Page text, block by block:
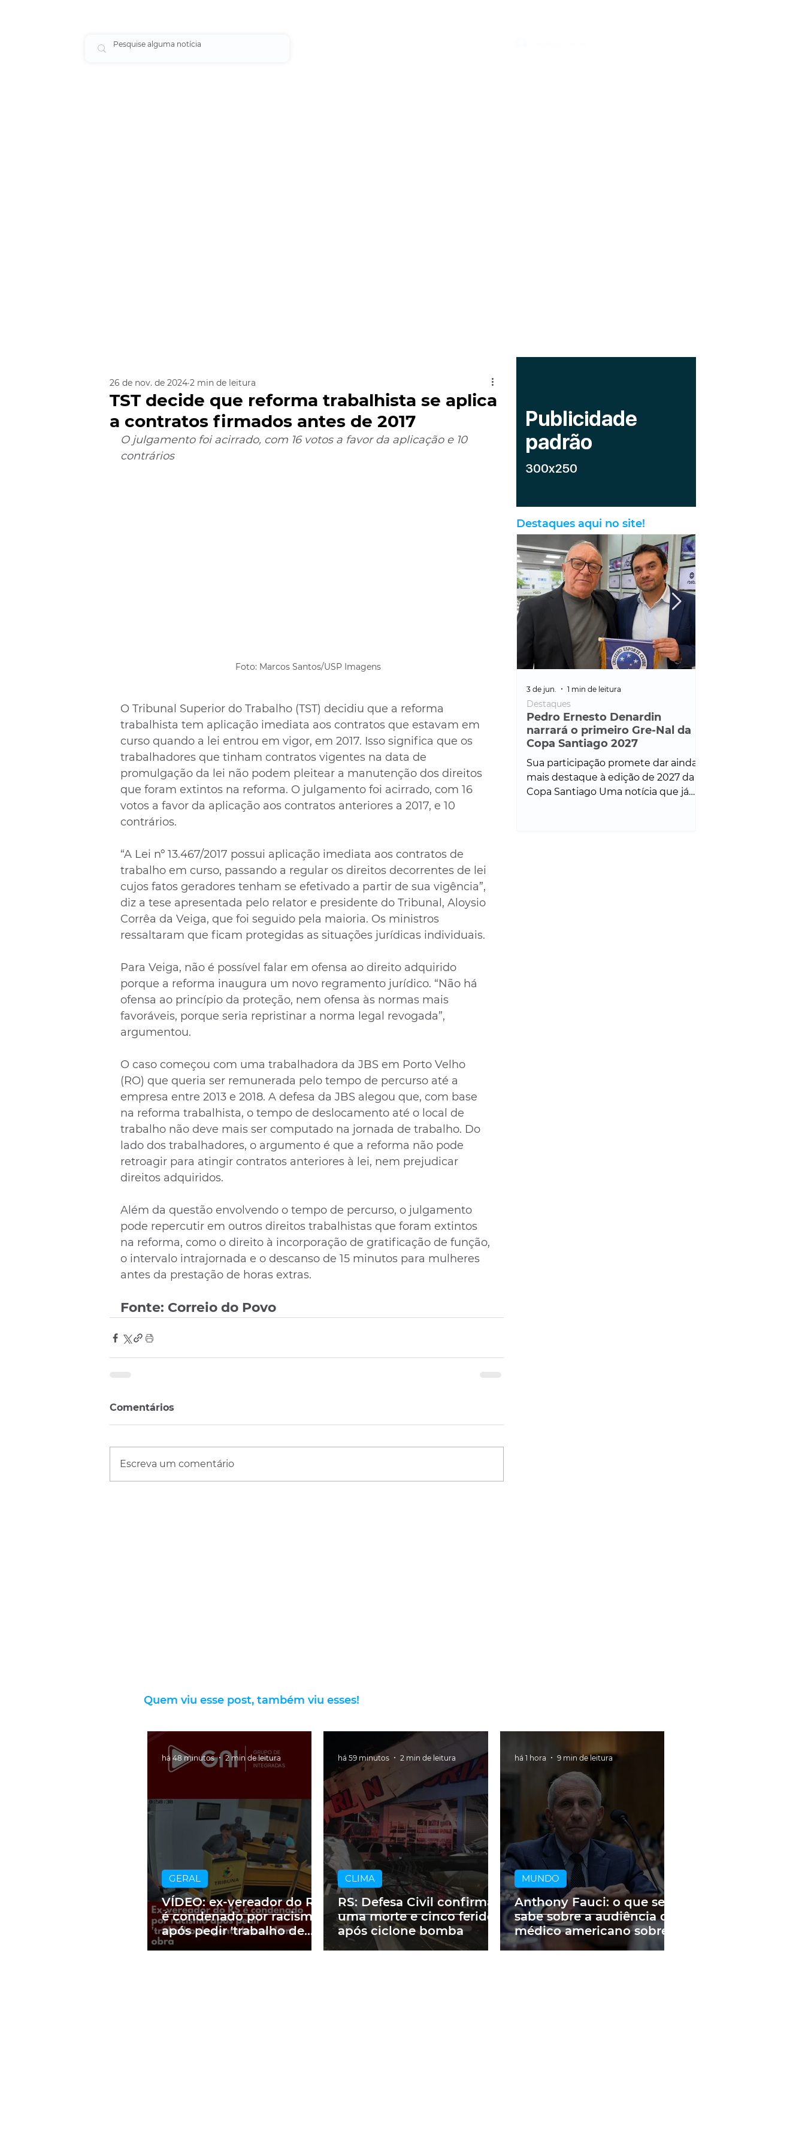
TST decide que reforma trabalhista se aplica
a contratos firmados antes de 2017
26 de nov. de 2024 2 min de leitura
O julgamento foi acirrado, com 16 votos a favor da aplicação e 10
contrários
Foto: Marcos Santos/USP Imagens
O Tribunal Superior do Trabalho (TST) decidiu que a reforma
trabalhista tem aplicação imediata aos contratos que estavam em
curso quando a lei entrou em vigor, em 2017. Isso significa que os
trabalhadores que tinham contratos vigentes na data de
promulgação da lei não podem pleitear a manutenção dos direitos
que foram extintos na reforma. O julgamento foi acirrado, com 16
votos a favor da aplicação aos contratos anteriores a 2017, e 10
contrários.
“A Lei nº 13.467/2017 possui aplicação imediata aos contratos de
trabalho em curso, passando a regular os direitos decorrentes de lei
cujos fatos geradores tenham se efetivado a partir de sua vigência”,
diz a tese apresentada pelo relator e presidente do Tribunal, Aloysio
Corrêa da Veiga, que foi seguido pela maioria. Os ministros
ressaltaram que ficam protegidas as situações jurídicas individuais.
Para Veiga, não é possível falar em ofensa ao direito adquirido
porque a reforma inaugura um novo regramento jurídico. “Não há
ofensa ao princípio da proteção, nem ofensa às normas mais
favoráveis, porque seria repristinar a norma legal revogada”,
argumentou.
O caso começou com uma trabalhadora da JBS em Porto Velho
(RO) que queria ser remunerada pelo tempo de percurso até a
empresa entre 2013 e 2018. A defesa da JBS alegou que, com base
na reforma trabalhista, o tempo de deslocamento até o local de
trabalho não deve mais ser computado na jornada de trabalho. Do
lado dos trabalhadores, o argumento é que a reforma não pode
retroagir para atingir contratos anteriores à lei, nem prejudicar
direitos adquiridos.
Além da questão envolvendo o tempo de percurso, o julgamento
pode repercutir em outros direitos trabalhistas que foram extintos
na reforma, como o direito à incorporação de gratificação de função,
o intervalo intrajornada e o descanso de 15 minutos para mulheres
antes da prestação de horas extras.
Fonte: Correio do Povo
Comentários
Escreva um comentário
Destaques aqui no site!
Pedro Ernesto Denardin
narrará o primeiro Gre-Nal da
Copa Santiago 2027
Sua participação promete dar ainda
mais destaque à edição de 2027 da
Copa Santiago Uma notícia que já
Destaques
3 de jun. 1 min de leitura
Quem viu esse post, também viu esses!
VÍDEO: ex-vereador do RS
é condenado por racismo
após pedir 'trabalho de
gente branca' em obra
GERAL
há 48 minutos 2 min de leitura
RS: Defesa Civil confirma
uma morte e cinco feridos
após ciclone bomba
CLIMA
há 59 minutos 2 min de leitura
Anthony Fauci: o que se
sabe sobre a audiência do
médico americano sobre
a pandemia e as fake
MUNDO
há 1 hora 9 min de leitura